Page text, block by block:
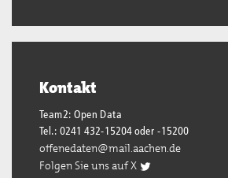
Kontakt
Team2: Open Data
Tel.: 0241 432-15204 oder -15200
offenedaten@mail.aachen.de
Folgen Sie uns auf X